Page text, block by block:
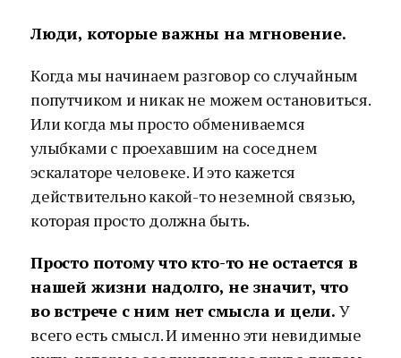
Люди, которые важны на мгновение.
Когда мы начинаем разговор со случайным
попутчиком и никак не можем остановиться.
Или когда мы просто обмениваемся
улыбками с проехавшим на соседнем
эскалаторе человеке. И это кажется
действительно какой-то неземной связью,
которая просто должна быть.
Просто потому что кто-то не остается в
нашей жизни надолго, не значит, что
во встрече с ним нет смысла и цели. У
всего есть смысл. И именно эти невидимые